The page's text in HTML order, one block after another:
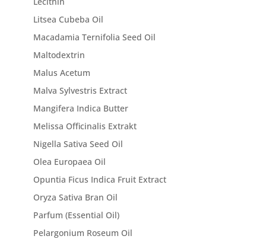
Litsea Cubeba Oil
Macadamia Ternifolia Seed Oil
Maltodextrin
Malus Acetum
Malva Sylvestris Extract
Mangifera Indica Butter
Melissa Officinalis Extrakt
Nigella Sativa Seed Oil
Olea Europaea Oil
Opuntia Ficus Indica Fruit Extract
Oryza Sativa Bran Oil
Parfum (Essential Oil)
Pelargonium Roseum Oil